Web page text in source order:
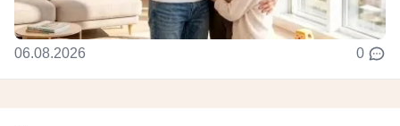
06.08.2026 0